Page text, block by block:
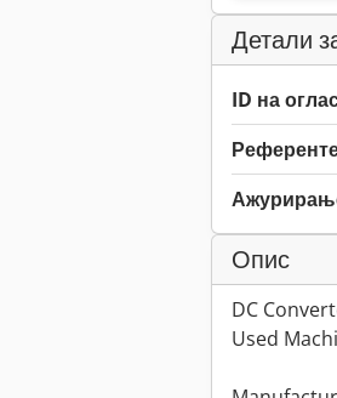
Детали
ID на
Опис
DC
Used